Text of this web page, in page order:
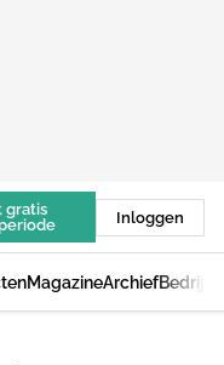
gratis
Inloggen
MagazineArchief